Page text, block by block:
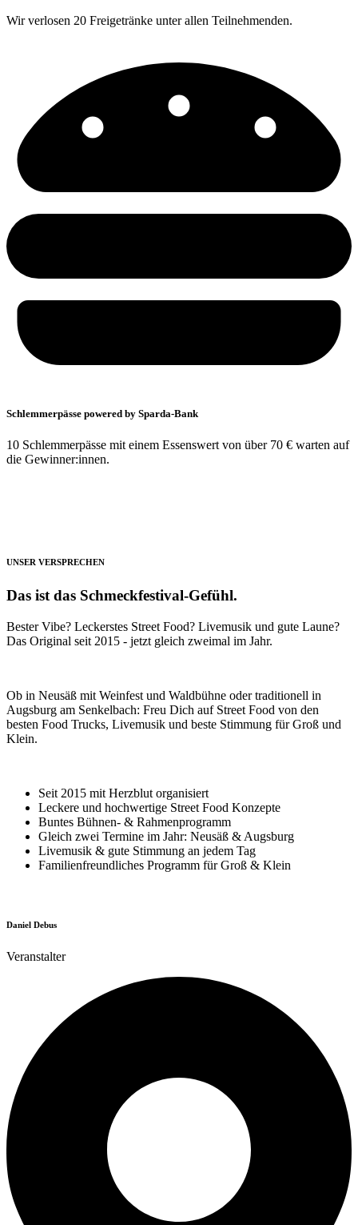
Wir verlosen 20 Freigetränke unter allen Teilnehmenden.
Schlemmerpässe powered by Sparda-Bank
10 Schlemmerpässe mit einem Essenswert von über 70 € warten auf
die Gewinner:innen.
UNSER VERSPRECHEN
Das ist das Schmeckfestival-Gefühl.
Bester Vibe? Leckerstes Street Food? Livemusik und gute Laune?
Das Original seit 2015 - jetzt gleich zweimal im Jahr.
Ob in Neusäß mit Weinfest und Waldbühne oder traditionell in
Augsburg am Senkelbach: Freu Dich auf Street Food von den
besten Food Trucks, Livemusik und beste Stimmung für Groß und
Klein.
Seit 2015 mit Herzblut organisiert
Leckere und hochwertige Street Food Konzepte
Buntes Bühnen- & Rahmenprogramm
Gleich zwei Termine im Jahr: Neusäß & Augsburg
Livemusik & gute Stimmung an jedem Tag
Familienfreundliches Programm für Groß & Klein
Daniel Debus
Veranstalter